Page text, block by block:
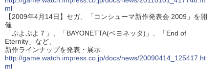
ml
【2009年4月14日】セガ、「コンシューマ新作発表会 2009」を開
催
「ぷよぷよ７」、「BAYONETTA(ベヨネッタ)」、「End of
Eternity」など、
新作ラインナップを発表・展示
http://game.watch.impress.co.jp/docs/news/20090414_125417.ht
ml